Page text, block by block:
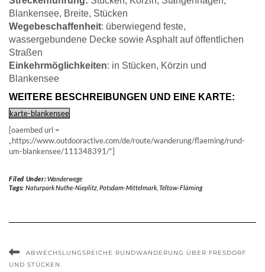
Blankensee, Breite, Stücken
Wegebeschaffenheit: überwiegend feste,
wassergebundene Decke sowie Asphalt auf öffentlichen
Straßen
Einkehrmöglichkeiten: in Stücken, Körzin und
Blankensee
WEITERE BESCHREIBUNGEN UND EINE KARTE:
karte-blankensee
[oaembed url =
„https://www.outdooractive.com/de/route/wanderung/flaeming/rund-
um-blankensee/111348391/“]
Filed Under:Wanderwege
Tags: Naturpark Nuthe-Nieplitz, Potsdam-Mittelmark, Teltow-Fläming
ABWECHSLUNGSREICHE RUNDWANDERUNG ÜBER FRESDORF
UND STÜCKEN